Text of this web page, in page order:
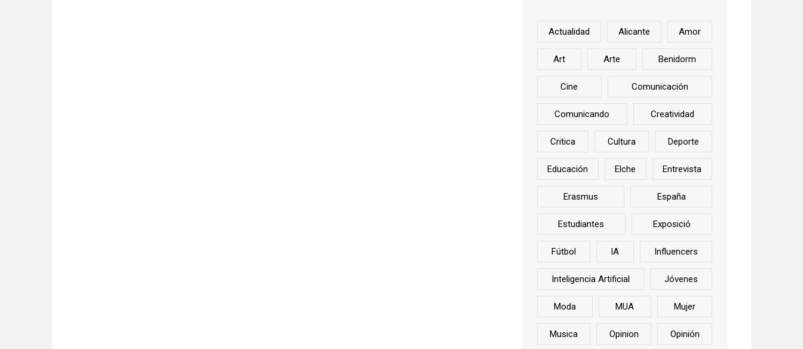
Actualidad Alicante Amor
Art Arte Benidorm
Cine Comunicación
Comunicando Creatividad
Critica Cultura Deporte
Educación Elche Entrevista
Erasmus España
Estudiantes Exposició
Fútbol IA Influencers
Inteligencia Artificial Jóvenes
Moda MUA Mujer
Musica Opinion Opinión